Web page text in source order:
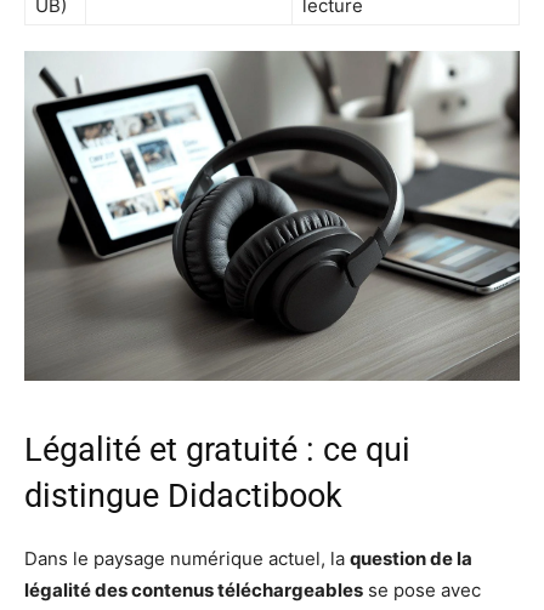
UB)
lecture
Légalité et gratuité : ce qui
distingue Didactibook
Dans le paysage numérique actuel, la question de la
légalité des contenus téléchargeables se pose avec